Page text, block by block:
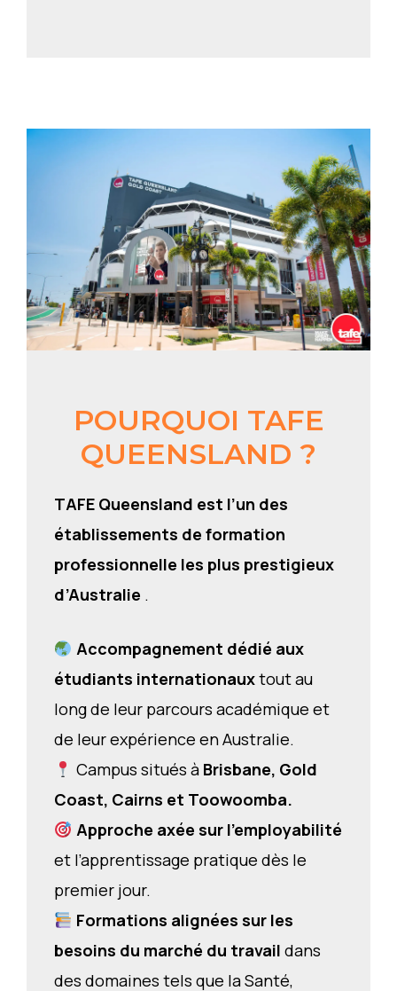
POURQUOI TAFE
QUEENSLAND ?
TAFE Queensland est l’un des
établissements de formation
professionnelle les plus prestigieux
d’Australie .
Accompagnement dédié aux
étudiants internationauxtout au
long de leur parcours académique et
de leur expérience en Australie.
Campus situés à Brisbane, Gold
Coast, Cairns et Toowoomba.
Approche axée sur l’employabilité
et l’apprentissage pratique dès le
premier jour.
Formations alignées sur les
besoins du marché du travail dans
des domaines tels que la Santé,